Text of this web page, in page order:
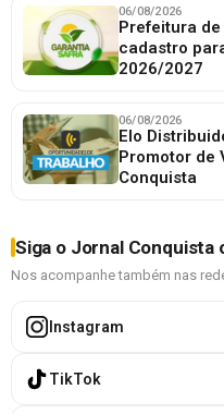
06/08/2026
Prefeitura
cadastro
2026/2027
06/08/2026
Elo
Promotor de
Conquista
Siga o Jornal Conquista
Nos acompanhe também nas
Instagram
TikTok